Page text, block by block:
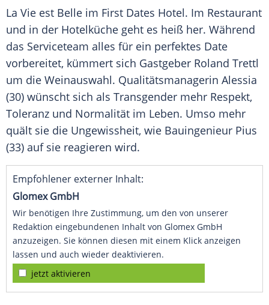
La Vie est Belle im First Dates Hotel. Im Restaurant
und in der Hotelküche geht es heiß her. Während
das Serviceteam alles für ein perfektes Date
vorbereitet, kümmert sich Gastgeber Roland Trettl
um die Weinauswahl. Qualitätsmanagerin Alessia
(30) wünscht sich als Transgender mehr Respekt,
Toleranz und Normalität im Leben. Umso mehr
quält sie die Ungewissheit, wie Bauingenieur Pius
(33) auf sie reagieren wird.
Empfohlener externer Inhalt:
Glomex GmbH
Wir benötigen Ihre Zustimmung, um den von unserer
Redaktion eingebundenen Inhalt von Glomex GmbH
anzuzeigen. Sie können diesen mit einem Klick anzeigen
lassen und auch wieder deaktivieren.
jetzt aktivieren